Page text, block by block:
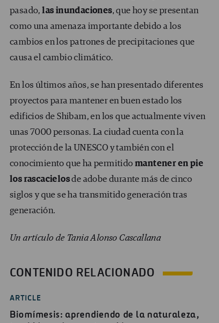
pasado,las inundaciones, que hoy se presentan
como una amenaza importante debido a los
cambios en los patrones de precipitaciones que
causa el cambio climático.
En los últimos años, se han presentado diferentes
proyectos para mantener en buen estado los
edificios de Shibam, en los que actualmente viven
unas 7000 personas. La ciudad cuenta con la
protección de la UNESCO y también con el
conocimiento que ha permitido mantener en pie
los rascacielosde adobe durante más de cinco
siglos y que se ha transmitido generación tras
generación.
Un artículo de Tania Alonso Cascallana
CONTENIDO RELACIONADO
ARTICLE
Biomímesis: aprendiendo de la naturaleza,